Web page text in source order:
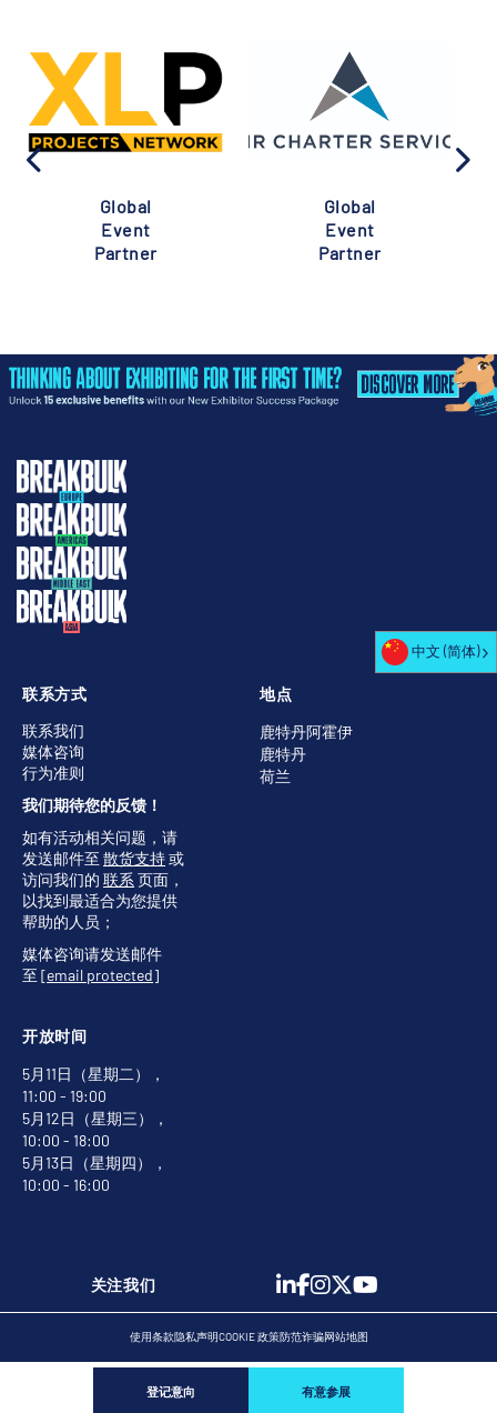
登记意向 有意参展
Global
Event
Partner
Global
Event
Partner
地点
鹿特丹阿霍伊
鹿特丹
荷兰
开放时间
5月11日（星期二），
11:00 - 19:00
5月12日（星期三），
10:00 - 18:00
5月13日（星期四），
10:00 - 16:00
联系方式
联系我们
媒体咨询
行为准则
我们期待您的反馈！
如有活动相关问题，请
发送邮件至 散货支持或
访问我们的 联系 页面，
以找到最适合为您提供
帮助的人员；
媒体咨询请发送邮件
至 [email protected]
关注我们
使用条款隐私声明COOKIE 政策防范诈骗网站地图
中文 (简体)